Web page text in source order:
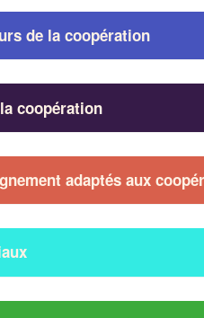
de la coopération
coopération
adaptés aux